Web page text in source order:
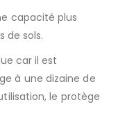
capacité plus
de sols.
car il est
à une dizaine de
le protège